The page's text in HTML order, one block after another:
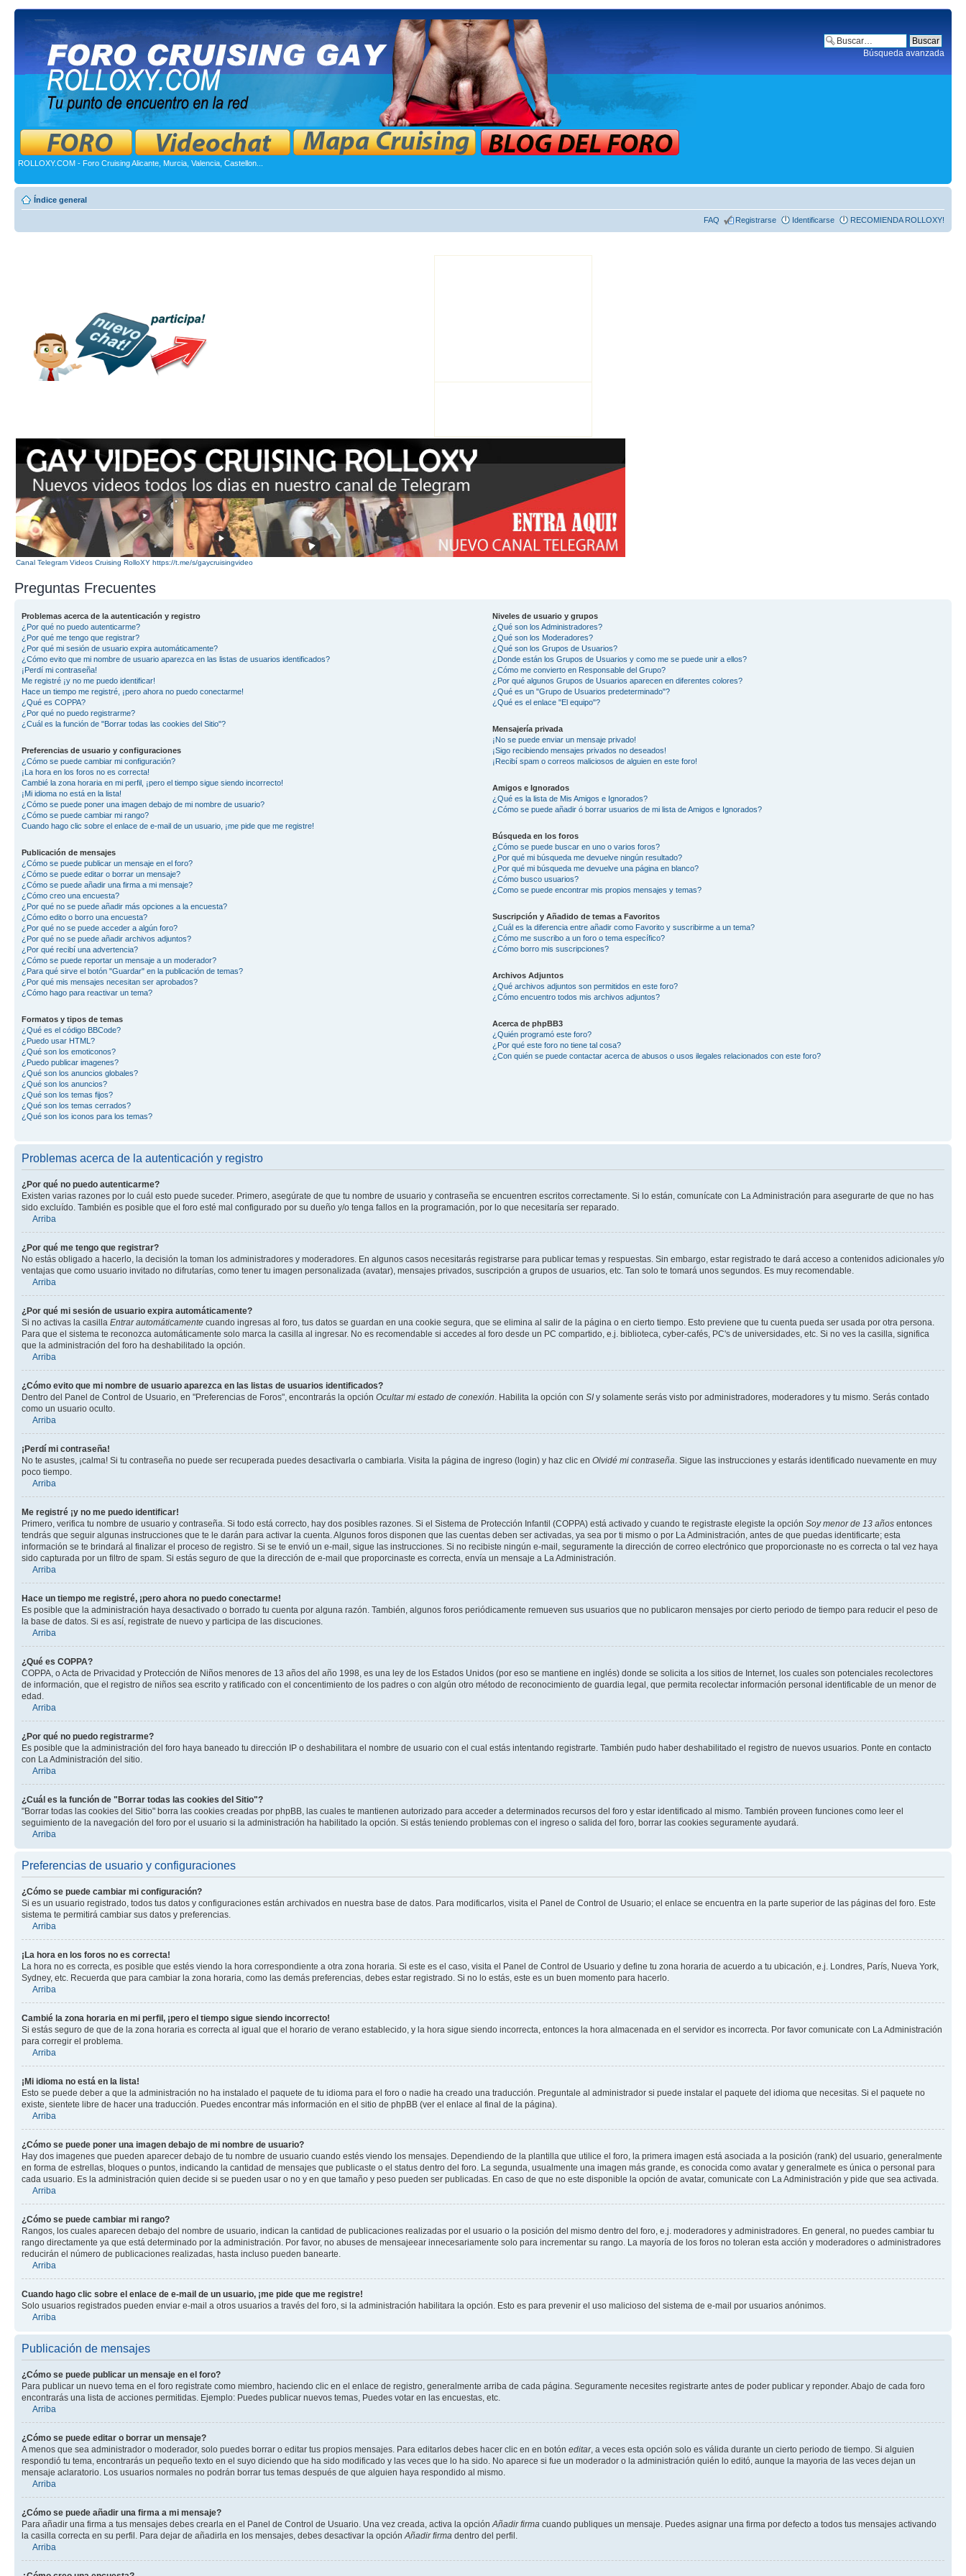
ROLLOXY.COM - Foro Cruising Alicante, Murcia, Valencia, Castellon...
Búsqueda avanzada
Índice general
FAQ Registrarse Identificarse RECOMIENDA ROLLOXY!
Canal Telegram Videos Cruising RolloXY https://t.me/s/gaycruisingvideo
Preguntas Frecuentes
Problemas acerca de la autenticación y registro
¿Por qué no puedo autenticarme?
¿Por qué me tengo que registrar?
¿Por qué mi sesión de usuario expira automáticamente?
¿Cómo evito que mi nombre de usuario aparezca en las listas de usuarios identificados?
¡Perdí mi contraseña!
Me registré ¡y no me puedo identificar!
Hace un tiempo me registré, ¡pero ahora no puedo conectarme!
¿Qué es COPPA?
¿Por qué no puedo registrarme?
¿Cuál es la función de "Borrar todas las cookies del Sitio"?
Preferencias de usuario y configuraciones
¿Cómo se puede cambiar mi configuración?
¡La hora en los foros no es correcta!
Cambié la zona horaria en mi perfil, ¡pero el tiempo sigue siendo incorrecto!
¡Mi idioma no está en la lista!
¿Cómo se puede poner una imagen debajo de mi nombre de usuario?
¿Cómo se puede cambiar mi rango?
Cuando hago clic sobre el enlace de e-mail de un usuario, ¡me pide que me registre!
Publicación de mensajes
¿Cómo se puede publicar un mensaje en el foro?
¿Cómo se puede editar o borrar un mensaje?
¿Cómo se puede añadir una firma a mi mensaje?
¿Cómo creo una encuesta?
¿Por qué no se puede añadir más opciones a la encuesta?
¿Cómo edito o borro una encuesta?
¿Por qué no se puede acceder a algún foro?
¿Por qué no se puede añadir archivos adjuntos?
¿Por qué recibí una advertencia?
¿Cómo se puede reportar un mensaje a un moderador?
¿Para qué sirve el botón "Guardar" en la publicación de temas?
¿Por qué mis mensajes necesitan ser aprobados?
¿Cómo hago para reactivar un tema?
Formatos y tipos de temas
¿Qué es el código BBCode?
¿Puedo usar HTML?
¿Qué son los emoticonos?
¿Puedo publicar imagenes?
¿Qué son los anuncios globales?
¿Qué son los anuncios?
¿Qué son los temas fijos?
¿Qué son los temas cerrados?
¿Qué son los iconos para los temas?
Niveles de usuario y grupos
¿Qué son los Administradores?
¿Qué son los Moderadores?
¿Qué son los Grupos de Usuarios?
¿Donde están los Grupos de Usuarios y como me se puede unir a ellos?
¿Cómo me convierto en Responsable del Grupo?
¿Por qué algunos Grupos de Usuarios aparecen en diferentes colores?
¿Qué es un "Grupo de Usuarios predeterminado"?
¿Qué es el enlace "El equipo"?
Mensajería privada
¡No se puede enviar un mensaje privado!
¡Sigo recibiendo mensajes privados no deseados!
¡Recibí spam o correos maliciosos de alguien en este foro!
Amigos e Ignorados
¿Qué es la lista de Mis Amigos e Ignorados?
¿Cómo se puede añadir ó borrar usuarios de mi lista de Amigos e Ignorados?
Búsqueda en los foros
¿Cómo se puede buscar en uno o varios foros?
¿Por qué mi búsqueda me devuelve ningún resultado?
¿Por qué mi búsqueda me devuelve una página en blanco?
¿Cómo busco usuarios?
¿Como se puede encontrar mis propios mensajes y temas?
Suscripción y Añadido de temas a Favoritos
¿Cuál es la diferencia entre añadir como Favorito y suscribirme a un tema?
¿Cómo me suscribo a un foro o tema específico?
¿Cómo borro mis suscripciones?
Archivos Adjuntos
¿Qué archivos adjuntos son permitidos en este foro?
¿Cómo encuentro todos mis archivos adjuntos?
Acerca de phpBB3
¿Quién programó este foro?
¿Por qué este foro no tiene tal cosa?
¿Con quién se puede contactar acerca de abusos o usos ilegales relacionados con este foro?
Problemas acerca de la autenticación y registro
¿Por qué no puedo autenticarme?
Existen varias razones por lo cuál esto puede suceder. Primero, asegúrate de que tu nombre de usuario y contraseña se encuentren escritos correctamente. Si lo están, comunícate con La Administración para asegurarte de que no has
sido excluído. También es posible que el foro esté mal configurado por su dueño y/o tenga fallos en la programación, por lo que necesitaría ser reparado.
Arriba
¿Por qué me tengo que registrar?
No estás obligado a hacerlo, la decisión la toman los administradores y moderadores. En algunos casos necesitarás registrarse para publicar temas y respuestas. Sin embargo, estar registrado te dará acceso a contenidos adicionales y/o
ventajas que como usuario invitado no difrutarías, como tener tu imagen personalizada (avatar), mensajes privados, suscripción a grupos de usuarios, etc. Tan solo te tomará unos segundos. Es muy recomendable.
Arriba
¿Por qué mi sesión de usuario expira automáticamente?
Si no activas la casilla Entrar automáticamente cuando ingresas al foro, tus datos se guardan en una cookie segura, que se elimina al salir de la página o en cierto tiempo. Esto previene que tu cuenta pueda ser usada por otra persona.
Para que el sistema te reconozca automáticamente solo marca la casilla al ingresar. No es recomendable si accedes al foro desde un PC compartido, e.j. biblioteca, cyber-cafés, PC's de universidades, etc. Si no ves la casilla, significa
que la administración del foro ha deshabilitado la opción.
Arriba
¿Cómo evito que mi nombre de usuario aparezca en las listas de usuarios identificados?
Dentro del Panel de Control de Usuario, en "Preferencias de Foros", encontrarás la opción Ocultar mi estado de conexión . Habilita la opción con SI y solamente serás visto por administradores, moderadores y tu mismo. Serás contado
como un usuario oculto.
Arriba
¡Perdí mi contraseña!
No te asustes, ¡calma! Si tu contraseña no puede ser recuperada puedes desactivarla o cambiarla. Visita la página de ingreso (login) y haz clic en Olvidé mi contraseña . Sigue las instrucciones y estarás identificado nuevamente en muy
poco tiempo.
Arriba
Me registré ¡y no me puedo identificar!
Primero, verifica tu nombre de usuario y contraseña. Si todo está correcto, hay dos posibles razones. Si el Sistema de Protección Infantil (COPPA) está activado y cuando te registraste elegiste la opción Soy menor de 13 años entonces
tendrás que seguir algunas instrucciones que te le darán para activar la cuenta. Algunos foros disponen que las cuentas deben ser activadas, ya sea por ti mismo o por La Administración, antes de que puedas identificarte; esta
información se te brindará al finalizar el proceso de registro. Si se te envió un e-mail, sigue las instrucciones. Si no recibiste ningún e-mail, seguramente la dirección de correo electrónico que proporcionaste no es correcta o tal vez haya
sido capturada por un filtro de spam. Si estás seguro de que la dirección de e-mail que proporcinaste es correcta, envía un mensaje a La Administración.
Arriba
Hace un tiempo me registré, ¡pero ahora no puedo conectarme!
Es posible que la administración haya desactivado o borrado tu cuenta por alguna razón. También, algunos foros periódicamente remueven sus usuarios que no publicaron mensajes por cierto periodo de tiempo para reducir el peso de
la base de datos. Si es así, registrate de nuevo y participa de las discuciones.
Arriba
¿Qué es COPPA?
COPPA, o Acta de Privacidad y Protección de Niños menores de 13 años del año 1998, es una ley de los Estados Unidos (por eso se mantiene en inglés) donde se solicita a los sitios de Internet, los cuales son potenciales recolectores
de información, que el registro de niños sea escrito y ratificado con el concentimiento de los padres o con algún otro método de reconocimiento de guardia legal, que permita recolectar información personal identificable de un menor de
edad.
Arriba
¿Por qué no puedo registrarme?
Es posible que la administración del foro haya baneado tu dirección IP o deshabilitara el nombre de usuario con el cual estás intentando registrarte. También pudo haber deshabilitado el registro de nuevos usuarios. Ponte en contacto
con La Administración del sitio.
Arriba
¿Cuál es la función de "Borrar todas las cookies del Sitio"?
"Borrar todas las cookies del Sitio" borra las cookies creadas por phpBB, las cuales te mantienen autorizado para acceder a determinados recursos del foro y estar identificado al mismo. También proveen funciones como leer el
seguimiento de la navegación del foro por el usuario si la administración ha habilitado la opción. Si estás teniendo problemas con el ingreso o salida del foro, borrar las cookies seguramente ayudará.
Arriba
Preferencias de usuario y configuraciones
¿Cómo se puede cambiar mi configuración?
Si es un usuario registrado, todos tus datos y configuraciones están archivados en nuestra base de datos. Para modificarlos, visita el Panel de Control de Usuario; el enlace se encuentra en la parte superior de las páginas del foro. Este
sistema te permitirá cambiar sus datos y preferencias.
Arriba
¡La hora en los foros no es correcta!
La hora no es correcta, es posible que estés viendo la hora correspondiente a otra zona horaria. Si este es el caso, visita el Panel de Control de Usuario y define tu zona horaria de acuerdo a tu ubicación, e.j. Londres, París, Nueva York,
Sydney, etc. Recuerda que para cambiar la zona horaria, como las demás preferencias, debes estar registrado. Si no lo estás, este es un buen momento para hacerlo.
Arriba
Cambié la zona horaria en mi perfil, ¡pero el tiempo sigue siendo incorrecto!
Si estás seguro de que de la zona horaria es correcta al igual que el horario de verano establecido, y la hora sigue siendo incorrecta, entonces la hora almacenada en el servidor es incorrecta. Por favor comunicate con La Administración
para corregir el problema.
Arriba
¡Mi idioma no está en la lista!
Esto se puede deber a que la administración no ha instalado el paquete de tu idioma para el foro o nadie ha creado una traducción. Preguntale al administrador si puede instalar el paquete del idioma que necesitas. Si el paquete no
existe, sientete libre de hacer una traducción. Puedes encontrar más información en el sitio de phpBB (ver el enlace al final de la página).
Arriba
¿Cómo se puede poner una imagen debajo de mi nombre de usuario?
Hay dos imagenes que pueden aparecer debajo de tu nombre de usuario cuando estés viendo los mensajes. Dependiendo de la plantilla que utilice el foro, la primera imagen está asociada a la posición (rank) del usuario, generalmente
en forma de estrellas, bloques o puntos, indicando la cantidad de mensajes que publicaste o el status dentro del foro. La segunda, usualmente una imagen más grande, es conocida como avatar y generalmete es única o personal para
cada usuario. Es la administración quien decide si se pueden usar o no y en que tamaño y peso pueden ser publicadas. En caso de que no este disponible la opción de avatar, comunicate con La Administración y pide que sea activada.
Arriba
¿Cómo se puede cambiar mi rango?
Rangos, los cuales aparecen debajo del nombre de usuario, indican la cantidad de publicaciones realizadas por el usuario o la posición del mismo dentro del foro, e.j. moderadores y administradores. En general, no puedes cambiar tu
rango directamente ya que está determinado por la administración. Por favor, no abuses de mensajeear innecesariamente solo para incrementar su rango. La mayoría de los foros no toleran esta acción y moderadores o administradores
reducirán el número de publicaciones realizadas, hasta incluso pueden banearte.
Arriba
Cuando hago clic sobre el enlace de e-mail de un usuario, ¡me pide que me registre!
Solo usuarios registrados pueden enviar e-mail a otros usuarios a través del foro, si la administración habilitara la opción. Esto es para prevenir el uso malicioso del sistema de e-mail por usuarios anónimos.
Arriba
Publicación de mensajes
¿Cómo se puede publicar un mensaje en el foro?
Para publicar un nuevo tema en el foro registrate como miembro, haciendo clic en el enlace de registro, generalmente arriba de cada página. Seguramente necesites registrarte antes de poder publicar y reponder. Abajo de cada foro
encontrarás una lista de acciones permitidas. Ejemplo: Puedes publicar nuevos temas, Puedes votar en las encuestas, etc.
Arriba
¿Cómo se puede editar o borrar un mensaje?
A menos que sea administrador o moderador, solo puedes borrar o editar tus propios mensajes. Para editarlos debes hacer clic en en botón editar, a veces esta opción solo es válida durante un cierto periodo de tiempo. Si alguien
respondió tu tema, encontrarás un pequeño texto en el suyo diciendo que ha sido modificado y las veces que lo ha sido. No aparece si fue un moderador o la administración quién lo editó, aunque la mayoria de las veces dejan un
mensaje aclaratorio. Los usuarios normales no podrán borrar tus temas después de que alguien haya respondido al mismo.
Arriba
¿Cómo se puede añadir una firma a mi mensaje?
Para añadir una firma a tus mensajes debes crearla en el Panel de Control de Usuario. Una vez creada, activa la opción Añadir firma cuando publiques un mensaje. Puedes asignar una firma por defecto a todos tus mensajes activando
la casilla correcta en su perfil. Para dejar de añadirla en los mensajes, debes desactivar la opción Añadir firma dentro del perfil.
Arriba